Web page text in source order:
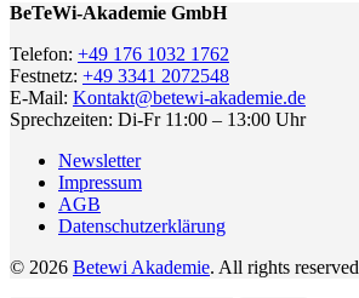
BeTeWi-Akademie GmbH
Telefon: +49 176 1032 1762
Festnetz: +49 3341 2072548
E-Mail: Kontakt@betewi-akademie.de
Sprechzeiten: Di-Fr 11:00 – 13:00 Uhr
Newsletter
Impressum
AGB
Datenschutzerklärung
© 2026 Betewi Akademie. All rights reserved